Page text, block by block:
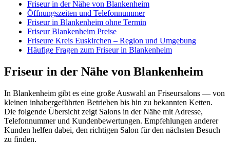
Friseur in der Nähe von Blankenheim
Öffnungszeiten und Telefonnummer
Friseur in Blankenheim ohne Termin
Friseur Blankenheim Preise
Friseure Kreis Euskirchen – Region und Umgebung
Häufige Fragen zum Friseur in Blankenheim
Friseur in der Nähe von Blankenheim
In Blankenheim gibt es eine große Auswahl an Friseursalons — von
kleinen inhabergeführten Betrieben bis hin zu bekannten Ketten.
Die folgende Übersicht zeigt Salons in der Nähe mit Adresse,
Telefonnummer und Kundenbewertungen. Empfehlungen anderer
Kunden helfen dabei, den richtigen Salon für den nächsten Besuch
zu finden.